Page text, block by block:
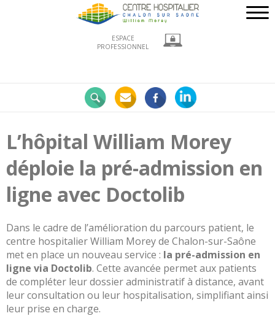
ESPACE
PROFESSIONNEL
à
la
pointe
Développement
La
recherche
clinique
Portail
de
transparence
L’hôpital William Morey
déploie la pré-admission en
ligne avec Doctolib
Dans le cadre de l’amélioration du parcours patient, le
centre hospitalier William Morey de Chalon-sur-Saône
met en place un nouveau service : la pré-admission en
ligne via Doctolib. Cette avancée permet aux patients
de compléter leur dossier administratif à distance, avant
leur consultation ou leur hospitalisation, simplifiant ainsi
leur prise en charge.